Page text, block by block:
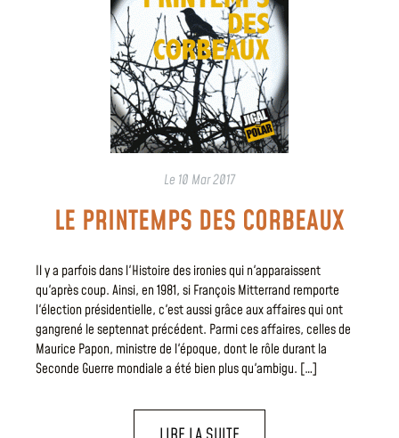
Le 10 Mar 2017
LE PRINTEMPS DES CORBEAUX
Il y a parfois dans l'Histoire des ironies qui n'apparaissent
qu'après coup. Ainsi, en 1981, si François Mitterrand remporte
l'élection présidentielle, c'est aussi grâce aux affaires qui ont
gangrené le septennat précédent. Parmi ces affaires, celles de
Maurice Papon, ministre de l'époque, dont le rôle durant la
Seconde Guerre mondiale a été bien plus qu'ambigu. […]